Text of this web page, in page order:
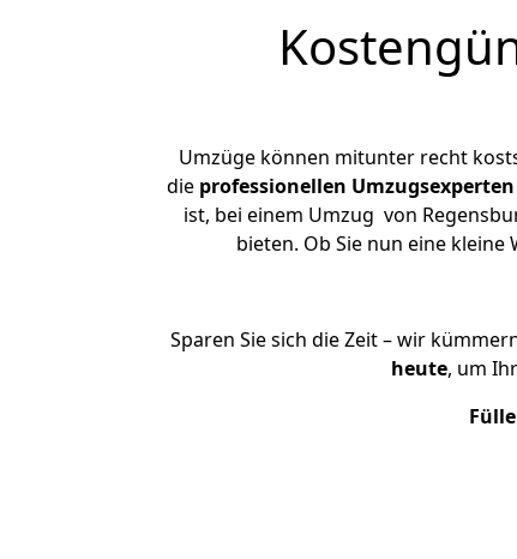
Umzüge können mitunter recht
die professionellen Umzugsexperten
ist, bei einem Umzug von
bieten. Ob Sie nun eine
Sparen Sie sich die Zeit – wir
heute, um